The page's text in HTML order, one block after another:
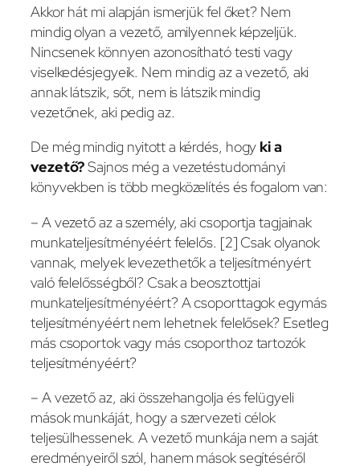
Akkor hát mi alapján ismerjük fel őket? Nem
mindig olyan a vezető, amilyennek képzeljük.
Nincsenek könnyen azonosítható testi vagy
viselkedésjegyeik. Nem mindig az a vezető, aki
annak látszik, sőt, nem is látszik mindig
vezetőnek, aki pedig az.
De még mindig nyitott a kérdés, hogy ki a
vezető?Sajnos még a vezetéstudományi
könyvekben is több megközelítés és fogalom van:
– A vezető az a személy, aki csoportja tagjainak
munkateljesítményéért felelős. [2] Csak olyanok
vannak, melyek levezethetők a teljesítményért
való felelősségből? Csak a beosztottjai
munkateljesítményéért? A csoporttagok egymás
teljesítményéért nem lehetnek felelősek? Esetleg
más csoportok vagy más csoporthoz tartozók
teljesítményéért?
– A vezető az, aki összehangolja és felügyeli
mások munkáját, hogy a szervezeti célok
teljesülhessenek. A vezető munkája nem a saját
eredményeiről szól, hanem mások segítéséről